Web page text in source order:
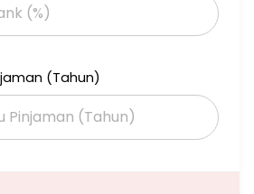
(Tahun)